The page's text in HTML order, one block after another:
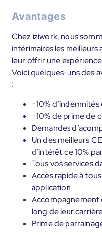
Avantages
Chez iziwork, nous
intérimaires les
leur offrir une
Voici quelques-uns des
:
+10%
+10% de prime de
Demandes
Un des meilleurs
d’intérêt de 10%
Tous vos services
Accès rapide à
application
Accompagnement
long de leur
Prime de